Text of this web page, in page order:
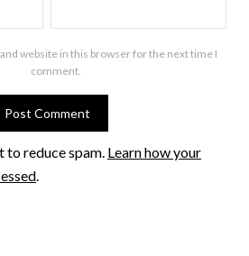
website in this browser for the next time I
comment.
to reduce spam. Learn how your